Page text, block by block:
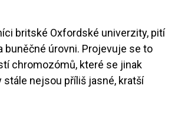
britské Oxfordské univerzity, pití
úrovni. Projevuje se to
chromozómů, které se jinak
stále nejsou příliš jasné, kratší